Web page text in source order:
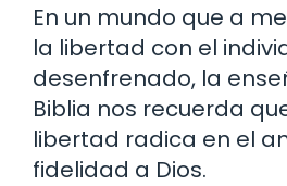
En un mundo que a
la libertad con el
desenfrenado, la
Biblia nos recuerda
libertad radica en el
fidelidad a Dios.